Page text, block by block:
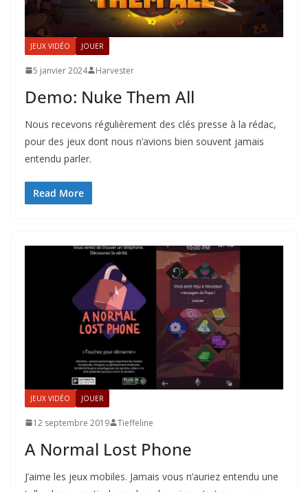
JEUX VIDÉO JOUER
5 janvier 2024 Harvester
Demo: Nuke Them All
Nous recevons régulièrement des clés presse à la rédac,
pour des jeux dont nous n’avions bien souvent jamais
entendu parler.
Read More
JEUX VIDÉO JOUER
12 septembre 2019 Tieffeline
A Normal Lost Phone
J’aime les jeux mobiles. Jamais vous n’auriez entendu une